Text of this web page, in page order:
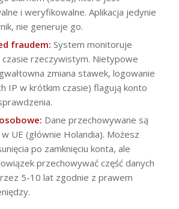
i weryfikowalne. Aplikacja jedynie
nie generuje go.
fraudem: System monitoruje
rzeczywistym. Nietypowe
zmiana stawek, logowanie
IP w krótkim czasie) flagują konto
Dane przechowywane są
UE (głównie Holandia). Możesz
po zamknięciu konta, ale
przechowywać część danych
5-10 lat zgodnie z prawem